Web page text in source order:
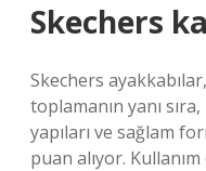
Skechers
Skechers
toplamanın yanı
yapıları ve sağlam
puan alıyor.